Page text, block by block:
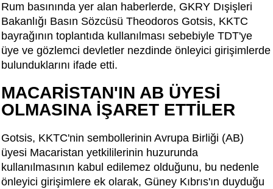
Rum basınında yer alan haberlerde, GKRY Dışişleri
Bakanlığı Basın Sözcüsü Theodoros Gotsis, KKTC
bayrağının toplantıda kullanılması sebebiyle TDT'ye
üye ve gözlemci devletler nezdinde önleyici girişimlerde
bulunduklarını ifade etti.
MACARİSTAN'IN AB ÜYESİ
OLMASINA İŞARET ETTİLER
Gotsis, KKTC'nin sembollerinin Avrupa Birliği (AB)
üyesi Macaristan yetkililerinin huzurunda
kullanılmasının kabul edilemez olduğunu, bu nedenle
önleyici girişimlere ek olarak, Güney Kıbrıs'ın duyduğu